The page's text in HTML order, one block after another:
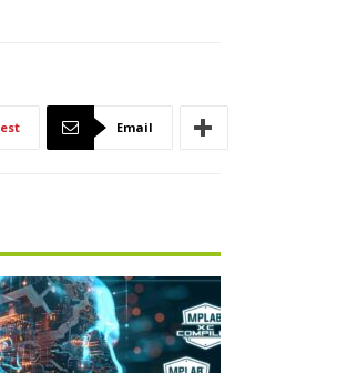
Email